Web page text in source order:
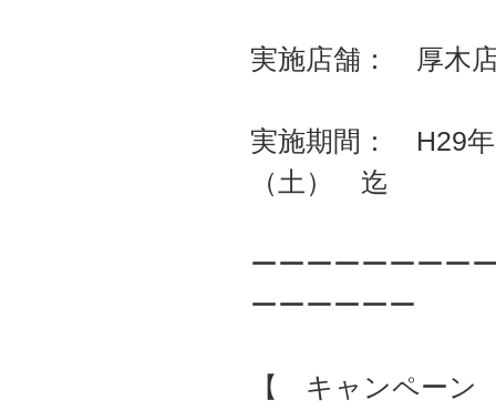
実施店舗： 厚木
実施期間： H29
（土） 迄
ーーーーーーーー
ーーーーーー
【 キャンペー